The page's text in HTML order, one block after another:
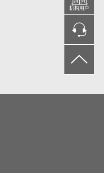
机构用户